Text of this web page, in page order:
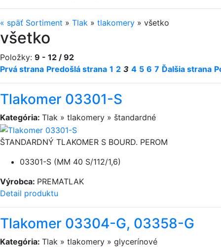
« späť Sortiment » Tlak » tlakomery » všetko
všetko
Položky: 9 - 12 / 92
Prvá strana Predošlá strana 1 2 3 4 5 6 7 Ďalšia strana
Tlakomer 03301-S
Kategória: Tlak » tlakomery » štandardné
ŠTANDARDNÝ TLAKOMER S BOURD. PEROM
03301-S (MM 40 S/112/1,6)
Výrobca: PREMATLAK
Detail produktu
Tlakomer 03304-G, 03358-G
Kategória: Tlak » tlakomery » glycerínové